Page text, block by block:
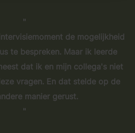
de mogelijkheid
te bespreken. Maar ik leerde
dat ik en mijn collega's niet
vragen. En dat stelde op de
manier gerust.